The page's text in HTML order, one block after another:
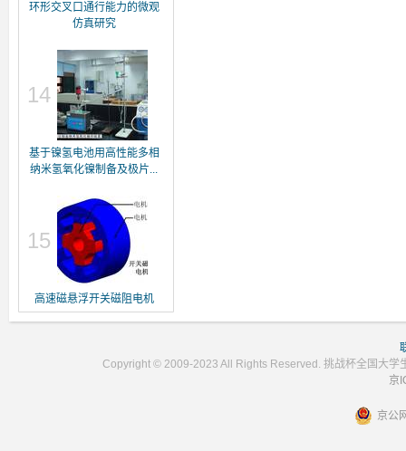
环形交叉口通行能力的微观
仿真研究
14
基于镍氢电池用高性能多相
纳米氢氧化镍制备及极片...
15
高速磁悬浮开关磁阻电机
Copyright © 2009-2023 All Rights Reserved. 挑战杯全国大学
京
京公